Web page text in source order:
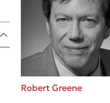
Robert Greene